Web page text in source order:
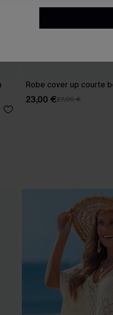
Robe cover up courte
23,00 €27,00 €